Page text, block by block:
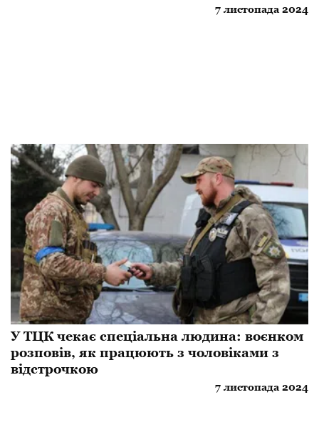
7 листопада 2024
У ТЦК чекає спеціальна людина: воєнком
розповів, як працюють з чоловіками з
відстрочкою
7 листопада 2024